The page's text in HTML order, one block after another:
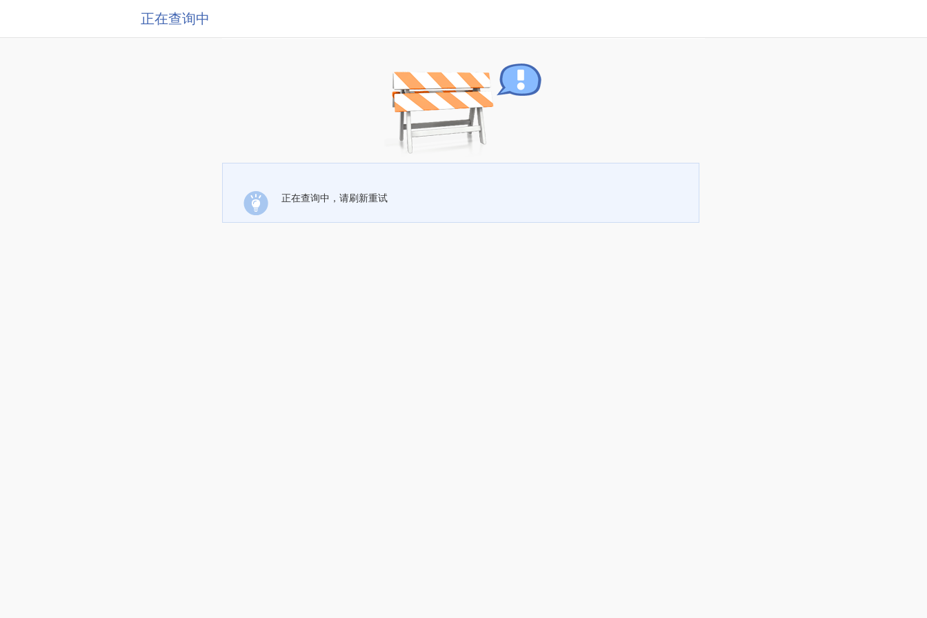
正在查询中
正在查询中，请刷新重试